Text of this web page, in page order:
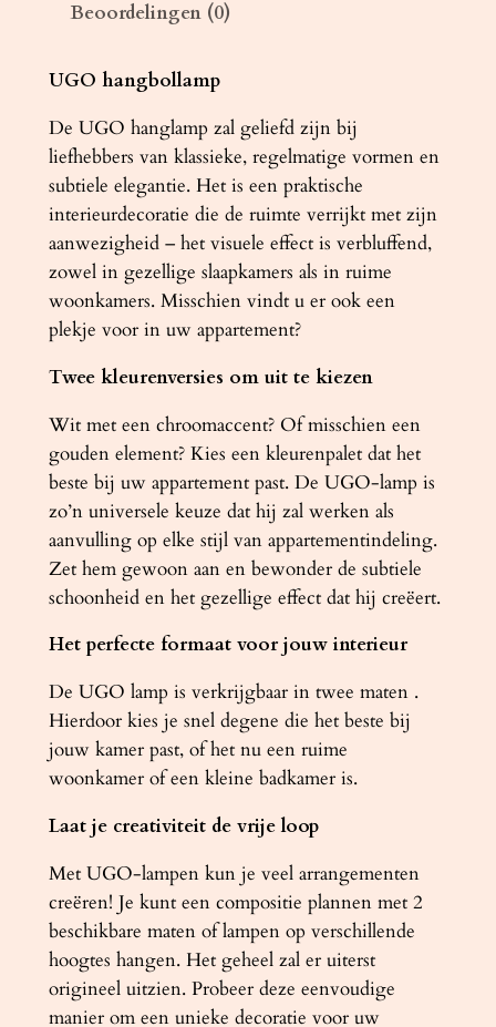
4
a
a
n
t
a
l
Beoordelingen (0)
UGO hangbollamp
De UGO hanglamp zal geliefd zijn bij
liefhebbers van klassieke, regelmatige vormen en
subtiele elegantie. Het is een praktische
interieurdecoratie die de ruimte verrijkt met zijn
aanwezigheid – het visuele effect is verbluffend,
zowel in gezellige slaapkamers als in ruime
woonkamers. Misschien vindt u er ook een
plekje voor in uw appartement?
Twee kleurenversies om uit te kiezen
Wit met een chroomaccent? Of misschien een
gouden element? Kies een kleurenpalet dat het
beste bij uw appartement past. De UGO-lamp is
zo’n universele keuze dat hij zal werken als
aanvulling op elke stijl van appartementindeling.
Zet hem gewoon aan en bewonder de subtiele
schoonheid en het gezellige effect dat hij creëert.
Het perfecte formaat voor jouw interieur
De UGO lamp is verkrijgbaar in twee maten .
Hierdoor kies je snel degene die het beste bij
jouw kamer past, of het nu een ruime
woonkamer of een kleine badkamer is.
Laat je creativiteit de vrije loop
Met UGO-lampen kun je veel arrangementen
creëren! Je kunt een compositie plannen met 2
beschikbare maten of lampen op verschillende
hoogtes hangen. Het geheel zal er uiterst
origineel uitzien. Probeer deze eenvoudige
manier om een ​​unieke decoratie voor uw